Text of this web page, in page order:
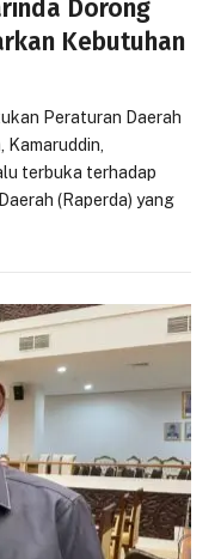
Dorong
Kebutuhan
Peraturan Daerah
Kamaruddin,
terbuka terhadap
(Raperda) yang